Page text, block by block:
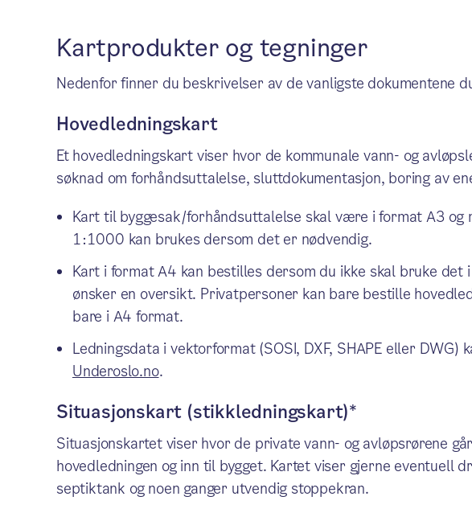
Kartprodukter og tegninger
Nedenfor finner du beskrivelser av de vanligste dokumentene
Hovedledningskart
Et hovedledningskart viser hvor de kommunale vann- og
søknad om forhåndsuttalelse, sluttdokumentasjon, boring av
Kart til byggesak/forhåndsuttalelse skal være i format A3
1:1000 kan brukes dersom det er nødvendig.
Kart i format A4 kan bestilles dersom du ikke skal bruke det
ønsker en oversikt. Privatpersoner kan bare bestille
bare i A4 format.
Ledningsdata i vektorformat (SOSI, DXF, SHAPE eller DWG)
Underoslo.no.
Situasjonskart (stikkledningskart)*
Situasjonskartet viser hvor de private vann- og avløpsrørene
hovedledningen og inn til bygget. Kartet viser gjerne eventuell
septiktank og noen ganger utvendig stoppekran.